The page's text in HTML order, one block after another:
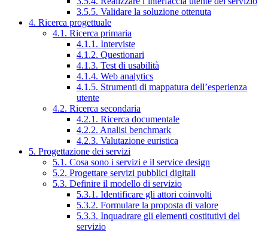
3.5.5. Validare la soluzione ottenuta
4. Ricerca progettuale
4.1. Ricerca primaria
4.1.1. Interviste
4.1.2. Questionari
4.1.3. Test di usabilità
4.1.4. Web analytics
4.1.5. Strumenti di mappatura dell’esperienza
utente
4.2. Ricerca secondaria
4.2.1. Ricerca documentale
4.2.2. Analisi benchmark
4.2.3. Valutazione euristica
5. Progettazione dei servizi
5.1. Cosa sono i servizi e il service design
5.2. Progettare servizi pubblici digitali
5.3. Definire il modello di servizio
5.3.1. Identificare gli attori coinvolti
5.3.2. Formulare la proposta di valore
5.3.3. Inquadrare gli elementi costitutivi del
servizio